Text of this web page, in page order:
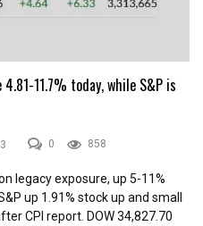
4.81-11.7% today, while S&P is
0 858
legacy exposure, up 5-11%
up 1.91% stock up and small
CPI report. DOW 34,827.70